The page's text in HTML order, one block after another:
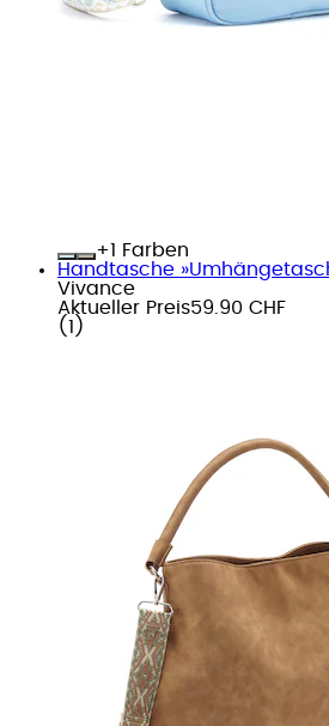
+
Farben
Handtasche
Vivance
Aktueller Preis59.90 CHF
( 1 )